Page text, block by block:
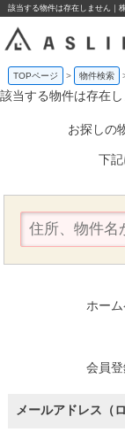
該当する物件は存在しません｜
TOPページ 物件検索
該当する物件は存在
お探しの
下記
ホー
会員登
メールアドレス（